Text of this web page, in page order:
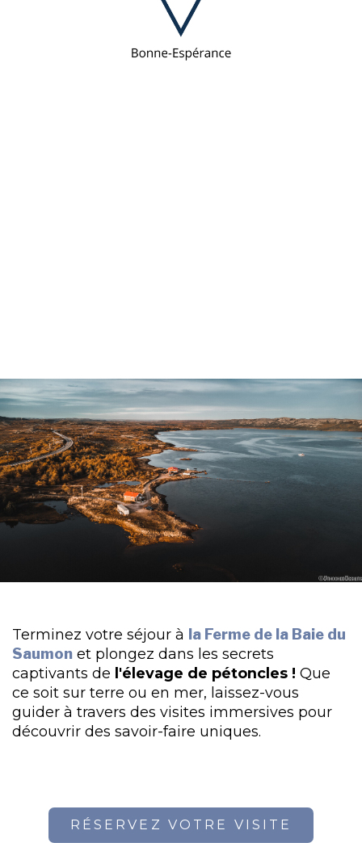
Terminez votre séjour à la Ferme de la Baie du
Saumon et plongez dans les secrets
captivants de l'élevage de pétoncles ! Que
ce soit sur terre ou en mer, laissez-vous
guider à travers des visites immersives pour
découvrir des savoir-faire uniques.
RÉSERVEZ VOTRE VISITE